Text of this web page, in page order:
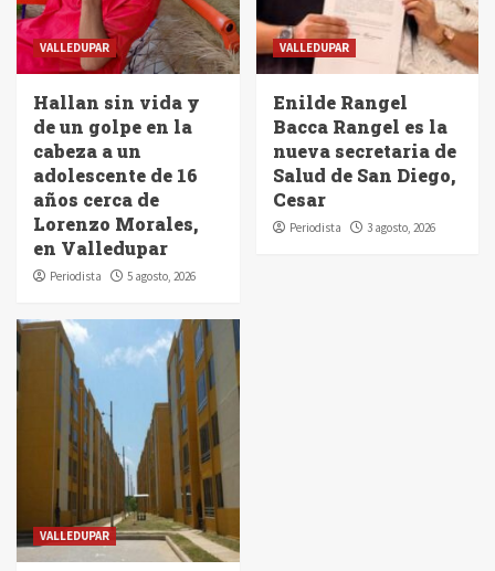
VALLEDUPAR
Hallan sin vida y
de un golpe en la
cabeza a un
adolescente de 16
años cerca de
Lorenzo Morales,
en Valledupar
Periodista 5 agosto, 2026
VALLEDUPAR
Enilde Rangel
Bacca Rangel es la
nueva secretaria de
Salud de San Diego,
Cesar
Periodista 3 agosto, 2026
VALLEDUPAR